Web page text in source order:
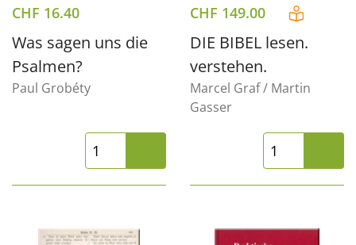
CHF 16.40
Was sagen uns die
Psalmen?
Paul Grobéty
CHF 149.00
DIE BIBEL lesen.
verstehen.
Marcel Graf / Martin
Gasser